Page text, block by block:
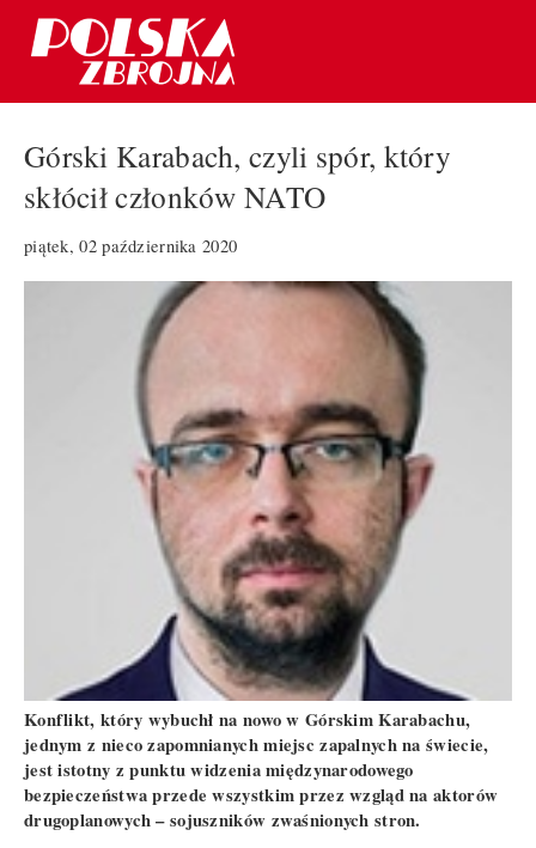
Górski Karabach, czyli spór, który
skłócił członków NATO
piątek, 02 października 2020
Konflikt, który wybuchł na nowo w Górskim Karabachu,
jednym z nieco zapomnianych miejsc zapalnych na świecie,
jest istotny z punktu widzenia międzynarodowego
bezpieczeństwa przede wszystkim przez wzgląd na aktorów
drugoplanowych – sojuszników zwaśnionych stron.